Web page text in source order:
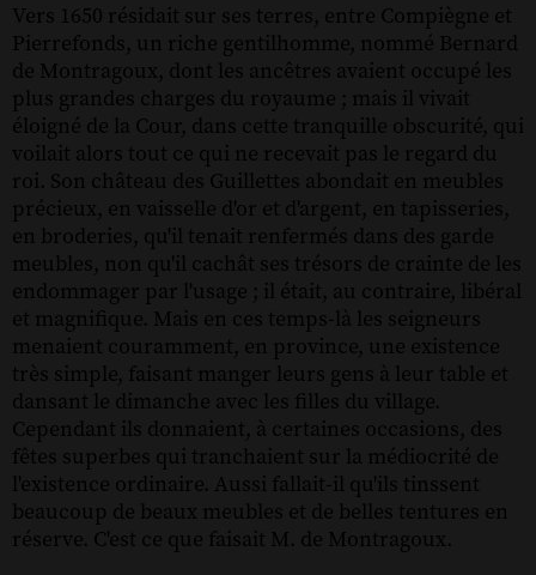
Vers 1650 résidait sur ses terres, entre Compiègne et
Pierrefonds, un riche gentilhomme, nommé Bernard
de Montragoux, dont les ancêtres avaient occupé les
plus grandes charges du royaume ; mais il vivait
éloigné de la Cour, dans cette tranquille obscurité, qui
voilait alors tout ce qui ne recevait pas le regard du
roi. Son château des Guillettes abondait en meubles
précieux, en vaisselle d'or et d'argent, en tapisseries,
en broderies, qu'il tenait renfermés dans des garde
meubles, non qu'il cachât ses trésors de crainte de les
endommager par l'usage ; il était, au contraire, libéral
et magnifique. Mais en ces temps-là les seigneurs
menaient couramment, en province, une existence
très simple, faisant manger leurs gens à leur table et
dansant le dimanche avec les filles du village.
Cependant ils donnaient, à certaines occasions, des
fêtes superbes qui tranchaient sur la médiocrité de
l'existence ordinaire. Aussi fallait-il qu'ils tinssent
beaucoup de beaux meubles et de belles tentures en
réserve. C'est ce que faisait M. de Montragoux.